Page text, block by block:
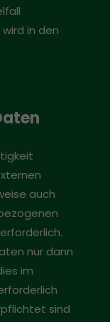
in den
auch
nur dann
im
sind